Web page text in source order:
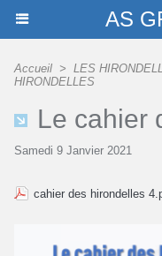
AS
Accueil > LES
HIRONDELLES
Le cahier
Samedi 9 Janvier 2021
cahier des hirondelles